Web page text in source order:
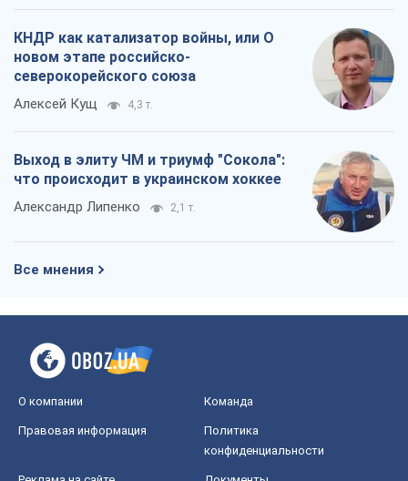
КНДР как катализатор войны, или О
новом этапе российско-
северокорейского союза
Алексей Кущ 4,3 т.
Выход в элиту ЧМ и триумф "Сокола":
что происходит в украинском хоккее
Александр Липенко 2,1 т.
Все мнения
О компании Команда
Правовая информация
Политика
конфиденциальности